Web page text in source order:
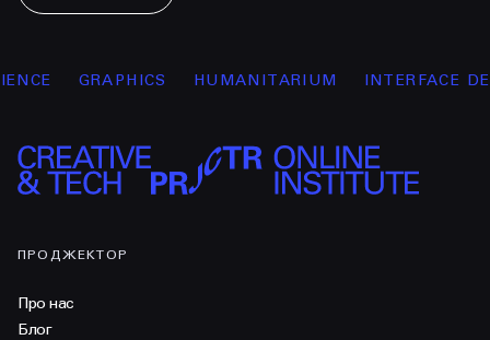
GRAPHICS HUMANITARIUM INTERFACE
ПРОДЖЕКТОР
Про нас
Блог